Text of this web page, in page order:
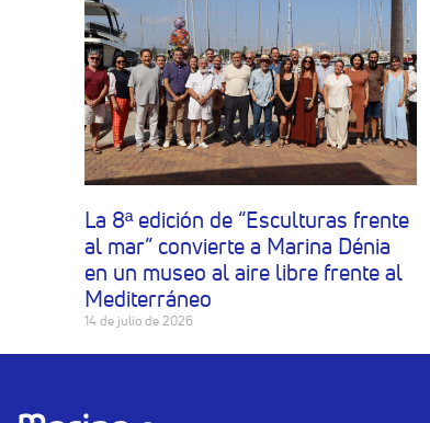
La 8ª edición de “Esculturas frente
al mar” convierte a Marina Dénia
en un museo al aire libre frente al
Mediterráneo
14 de julio de 2026